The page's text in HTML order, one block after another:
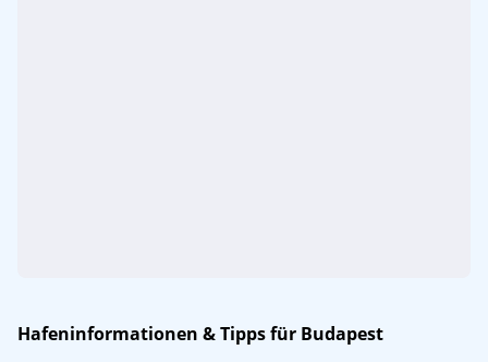
Hafeninformationen & Tipps für Budapest